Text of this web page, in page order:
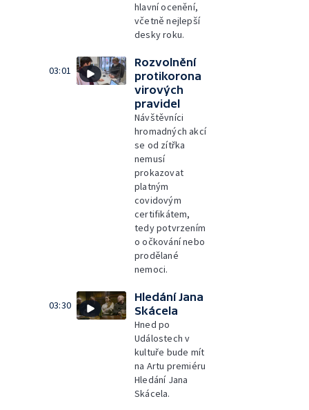
hlavní ocenění,
včetně nejlepší
desky roku.
03:01
Rozvolnění
protikorona
virových
pravidel
Návštěvníci
hromadných akcí
se od zítřka
nemusí
prokazovat
platným
covidovým
certifikátem,
tedy potvrzením
o očkování nebo
prodělané
nemoci.
03:30
Hledání Jana
Skácela
Hned po
Událostech v
kultuře bude mít
na Artu premiéru
Hledání Jana
Skácela.